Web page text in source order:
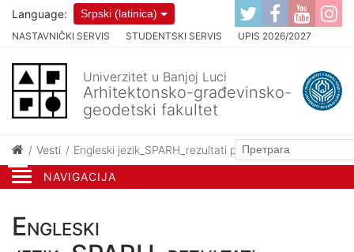
NAVIGACIJA
NASTAVNIČKI SERVIS STUDENTSKI SERVIS UPIS 2026/2027
Language: Srpski (latinica)
Univerzitet u Banjoj Luci
Arhitektonsko-građevinsko-
geodetski fakultet
Vesti Engleski jezik_SPARH_rezultati pismenog
Engleski